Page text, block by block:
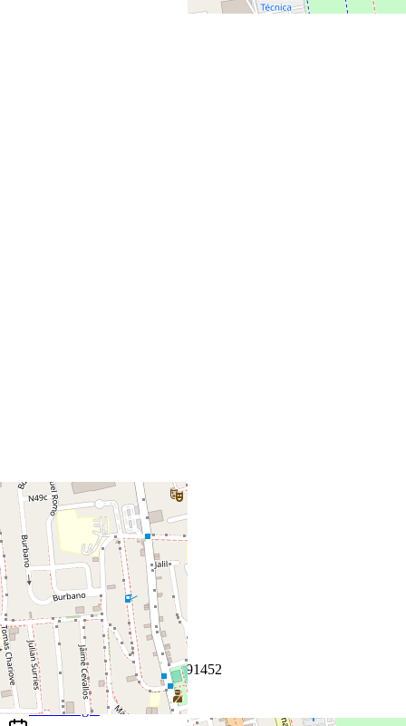
+−
Leaflet
© OpenStreetMap
Coordenadas: -0.146249 -78.491452
Cómo llegar